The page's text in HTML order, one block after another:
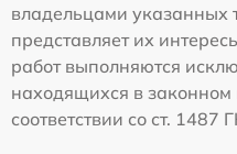
владельцами указанных
представляет их
работ выполняются
находящихся в
соответствии со ст. 1487